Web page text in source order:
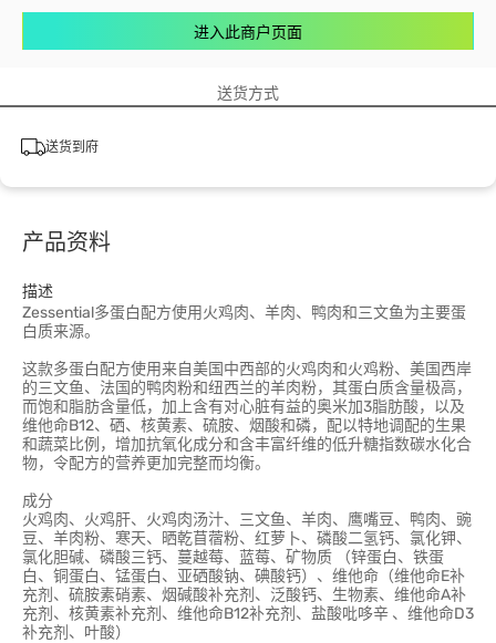
进入此商户页面
送货方式
送货到府
产品资料
描述
Zessential多蛋白配方使用火鸡肉、羊肉、鸭肉和三文鱼为主要蛋
白质来源。
这款多蛋白配方使用来自美国中西部的火鸡肉和火鸡粉、美国西岸
的三文鱼、法国的鸭肉粉和纽西兰的羊肉粉，其蛋白质含量极高，
而饱和脂肪含量低，加上含有对心脏有益的奥米加3脂肪酸，以及
维他命B12、硒、核黄素、硫胺、烟酸和磷，配以特地调配的生果
和蔬菜比例，增加抗氧化成分和含丰富纤维的低升糖指数碳水化合
物，令配方的营养更加完整而均衡。
成分
火鸡肉、火鸡肝、火鸡肉汤汁、三文鱼、羊肉、鹰嘴豆、鸭肉、豌
豆、羊肉粉、寒天、晒乾苜蓿粉、红萝卜、磷酸二氢钙、氯化钾、
氯化胆碱、磷酸三钙、蔓越莓、蓝莓、矿物质 （锌蛋白、铁蛋
白、铜蛋白、锰蛋白、亚硒酸钠、碘酸钙）、维他命（维他命E补
充剂、硫胺素硝素、烟碱酸补充剂、泛酸钙、生物素、维他命A补
充剂、核黄素补充剂、维他命B12补充剂、盐酸吡哆辛 、维他命D3
补充剂、叶酸）